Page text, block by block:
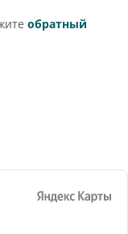
обратный